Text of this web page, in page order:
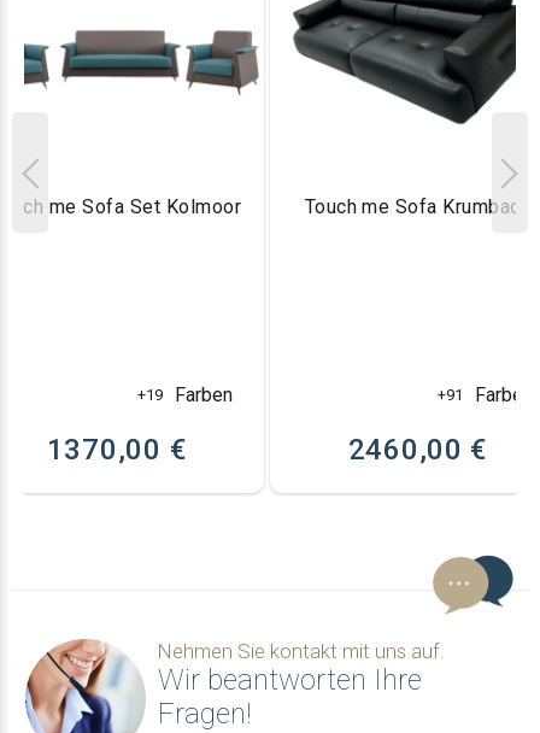
me Sofa Set Kolmoor
+19 Farben
1370,00 €
Touch me Sofa Krumbach
+91 Farben
2460,00 €
Nehmen Sie kontakt mit uns auf.
Wir beantworten Ihre
Fragen!